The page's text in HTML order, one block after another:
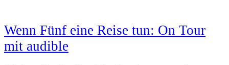
Wenn Fünf eine Reise tun: On Tour
mit audible